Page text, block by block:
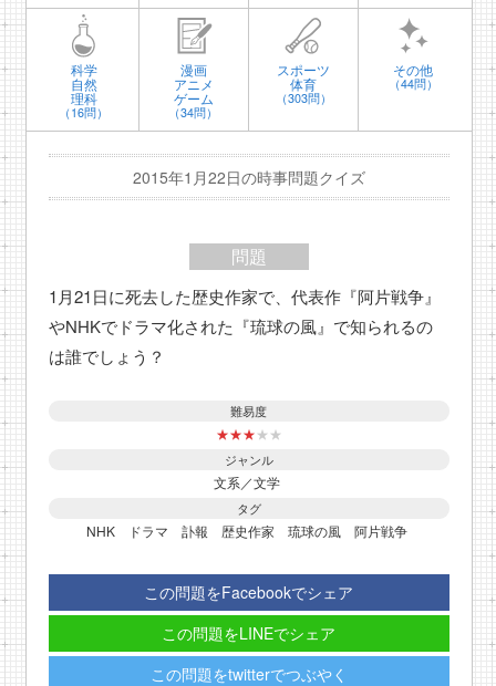
科学
自然
理科
（16問）
漫画
アニメ
ゲーム
（34問）
スポーツ
体育
（303問）
その他
（44問）
2015年1月22日の時事問題クイズ
問題
1月21日に死去した歴史作家で、代表作『阿片戦争』
やNHKでドラマ化された『琉球の風』で知られるの
は誰でしょう？
難易度
★★★★ ★
ジャンル
文系／文学
タグ
NHK ドラマ 訃報 歴史作家 琉球の風 阿片戦争
この問題をFacebookでシェア
この問題をLINEでシェア
この問題をtwitterでつぶやく